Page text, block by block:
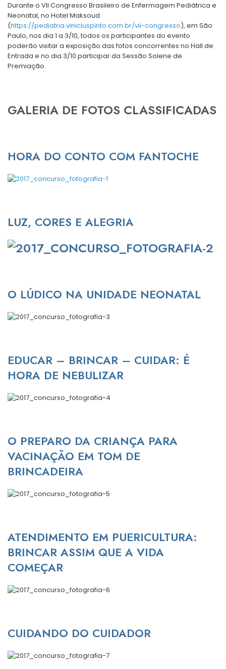
Durante o VII Congresso Brasileiro de Enfermagem Pediátrica e
Neonatal, no Hotel Maksoud
(https://pediatria.viniciuspinto.com.br/vii-congresso), em São
Paulo, nos dia 1 a 3/10, todos os participantes do evento
poderão visitar a exposição das fotos concorrentes no Hall de
Entrada e no dia 3/10 participar da Sessão Solene de
Premiação.
GALERIA DE FOTOS CLASSIFICADAS
HORA DO CONTO COM FANTOCHE
LUZ, CORES E ALEGRIA
O LÚDICO NA UNIDADE NEONATAL
EDUCAR – BRINCAR – CUIDAR: É
HORA DE NEBULIZAR
O PREPARO DA CRIANÇA PARA
VACINAÇÃO EM TOM DE
BRINCADEIRA
ATENDIMENTO EM PUERICULTURA:
BRINCAR ASSIM QUE A VIDA
COMEÇAR
CUIDANDO DO CUIDADOR